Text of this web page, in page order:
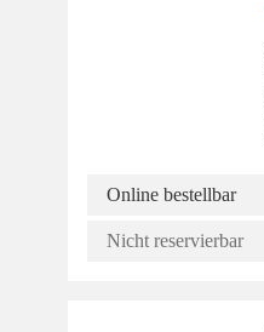
Online bestellbar
Nicht reservierbar